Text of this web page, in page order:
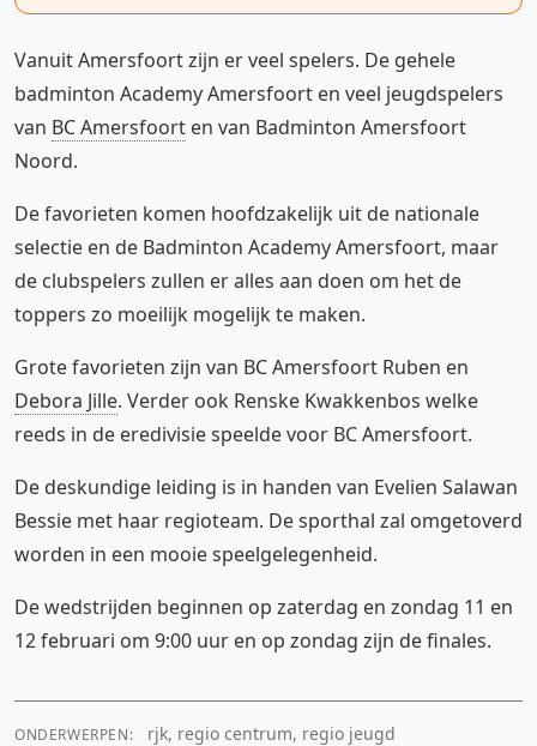
Vanuit Amersfoort zijn er veel spelers. De gehele
badminton Academy Amersfoort en veel jeugdspelers
van BC Amersfoort en van Badminton Amersfoort
Noord.
De favorieten komen hoofdzakelijk uit de nationale
selectie en de Badminton Academy Amersfoort, maar
de clubspelers zullen er alles aan doen om het de
toppers zo moeilijk mogelijk te maken.
Grote favorieten zijn van BC Amersfoort Ruben en
Debora Jille. Verder ook Renske Kwakkenbos welke
reeds in de eredivisie speelde voor BC Amersfoort.
De deskundige leiding is in handen van Evelien Salawan
Bessie met haar regioteam. De sporthal zal omgetoverd
worden in een mooie speelgelegenheid.
De wedstrijden beginnen op zaterdag en zondag 11 en
12 februari om 9:00 uur en op zondag zijn de finales.
ONDERWERPEN:
rjk, regio centrum, regio jeugd